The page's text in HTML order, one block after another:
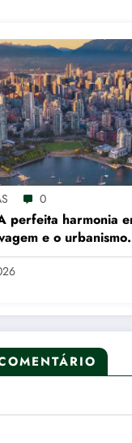
0
perfeita harmonia
e o urbanismo